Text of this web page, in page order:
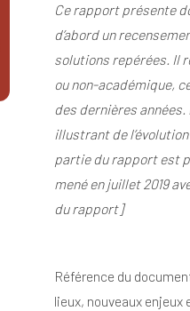
Ce rapport présente
d’abord un
solutions repérées. Il
ou non-académique,
des dernières
illustrant de
partie du rapport est
mené en juillet 2019
du rapport]
Référence du
lieux, nouveaux enjeux